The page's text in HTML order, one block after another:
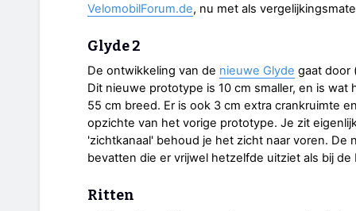
VelomobilForum.de, nu met als
Glyde 2
De ontwikkeling van de nieuwe Glyde gaat door
Dit nieuwe prototype is 10 cm smaller, en is
55 cm breed. Er is ook 3 cm extra crankruimte
opzichte van het vorige prototype. Je zit
'zichtkanaal' behoud je het zicht naar voren.
bevatten die er vrijwel hetzelfde uitziet als bij de
Ritten